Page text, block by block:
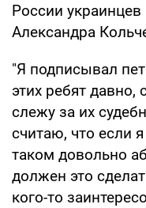
России
Александра
"Я подписывал
этих ребят давно,
слежу за их
считаю, что если
таком довольно
должен это
кого-то